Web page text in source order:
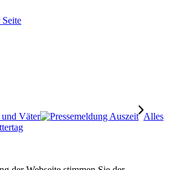
Väter
Alles